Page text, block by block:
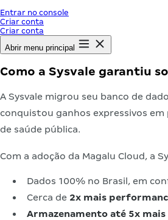
Entrar no console
Criar conta
Criar conta
Abrir menu principal
Como a Sysvale garantiu
A Sysvale migrou seu banco de
conquistou ganhos expressivos
de saúde pública.
Com a adoção da Magalu Cloud, a
Dados 100% no Brasil, em
Cerca de 2x mais
Armazenamento até 5x